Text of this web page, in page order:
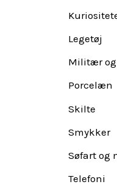
Legetøj
Militær og
Porcelæn
Skilte
Smykker
Søfart og
Telefoni